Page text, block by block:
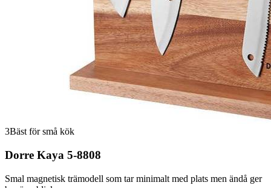
3Bäst för små kök
Dorre Kaya 5-8808
Smal magnetisk trämodell som tar minimalt med plats men ändå ger